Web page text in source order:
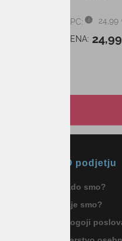
PMPC:
24,99
AS CENA:
O podjetju
Kdo smo?
Kje smo?
Pogoji